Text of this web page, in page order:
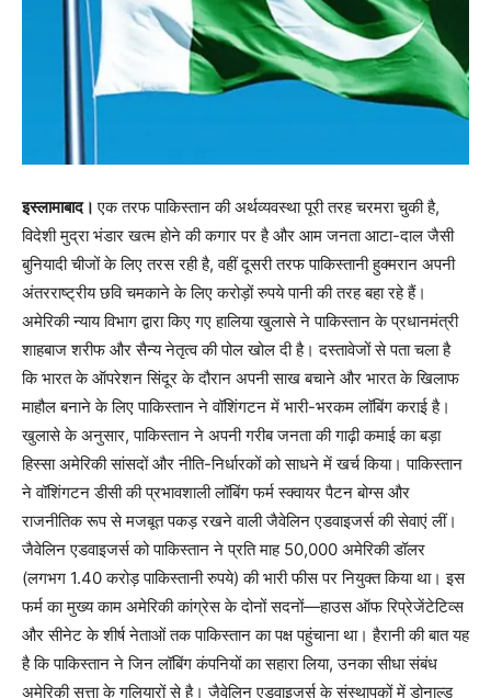
इस्लामाबाद।एक तरफ पाकिस्तान की अर्थव्यवस्था पूरी तरह चरमरा चुकी है,
विदेशी मुद्रा भंडार खत्म होने की कगार पर है और आम जनता आटा-दाल जैसी
बुनियादी चीजों के लिए तरस रही है, वहीं दूसरी तरफ पाकिस्तानी हुक्मरान अपनी
अंतरराष्ट्रीय छवि चमकाने के लिए करोड़ों रुपये पानी की तरह बहा रहे हैं।
अमेरिकी न्याय विभाग द्वारा किए गए हालिया खुलासे ने पाकिस्तान के प्रधानमंत्री
शाहबाज शरीफ और सैन्य नेतृत्व की पोल खोल दी है। दस्तावेजों से पता चला है
कि भारत के ऑपरेशन सिंदूर के दौरान अपनी साख बचाने और भारत के खिलाफ
माहौल बनाने के लिए पाकिस्तान ने वॉशिंगटन में भारी-भरकम लॉबिंग कराई है।
खुलासे के अनुसार, पाकिस्तान ने अपनी गरीब जनता की गाढ़ी कमाई का बड़ा
हिस्सा अमेरिकी सांसदों और नीति-निर्धारकों को साधने में खर्च किया। पाकिस्तान
ने वॉशिंगटन डीसी की प्रभावशाली लॉबिंग फर्म स्क्वायर पैटन बोग्स और
राजनीतिक रूप से मजबूत पकड़ रखने वाली जैवेलिन एडवाइजर्स की सेवाएं लीं।
जैवेलिन एडवाइजर्स को पाकिस्तान ने प्रति माह 50,000 अमेरिकी डॉलर
(लगभग 1.40 करोड़ पाकिस्तानी रुपये) की भारी फीस पर नियुक्त किया था। इस
फर्म का मुख्य काम अमेरिकी कांग्रेस के दोनों सदनों—हाउस ऑफ रिप्रेजेंटेटिव्स
और सीनेट के शीर्ष नेताओं तक पाकिस्तान का पक्ष पहुंचाना था। हैरानी की बात यह
है कि पाकिस्तान ने जिन लॉबिंग कंपनियों का सहारा लिया, उनका सीधा संबंध
अमेरिकी सत्ता के गलियारों से है। जैवेलिन एडवाइजर्स के संस्थापकों में डोनाल्ड